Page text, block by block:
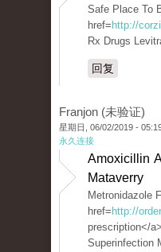
Safe Place To
href= http://
Rx Drugs
回复
Franjon (未验证)
星期日, 06/02/2019 -
永久连接
Amoxicillin
Mataverry
Metronidazole
href= http://
prescription</
Superinfection